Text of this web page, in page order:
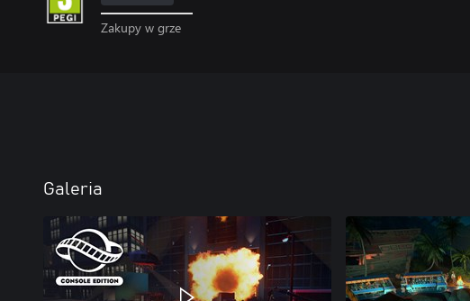
Zakupy w grze
Galeria